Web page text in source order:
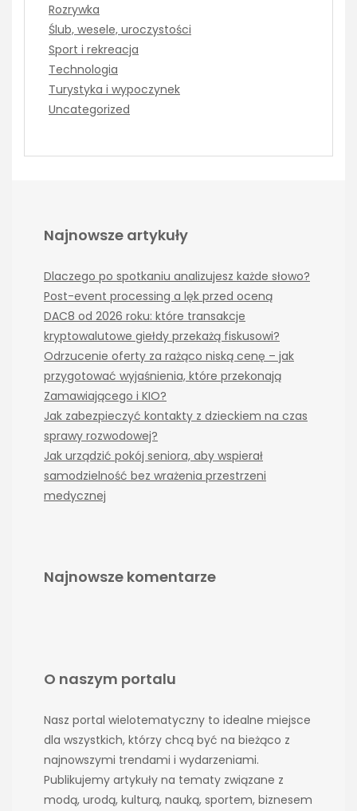
Rozrywka
Ślub, wesele, uroczystości
Sport i rekreacja
Technologia
Turystyka i wypoczynek
Uncategorized
Najnowsze artykuły
Dlaczego po spotkaniu analizujesz każde słowo?
Post-event processing a lęk przed oceną
DAC8 od 2026 roku: które transakcje
kryptowalutowe giełdy przekażą fiskusowi?
Odrzucenie oferty za rażąco niską cenę – jak
przygotować wyjaśnienia, które przekonają
Zamawiającego i KIO?
Jak zabezpieczyć kontakty z dzieckiem na czas
sprawy rozwodowej?
Jak urządzić pokój seniora, aby wspierał
samodzielność bez wrażenia przestrzeni
medycznej
Najnowsze komentarze
O naszym portalu
Nasz portal wielotematyczny to idealne miejsce
dla wszystkich, którzy chcą być na bieżąco z
najnowszymi trendami i wydarzeniami.
Publikujemy artykuły na tematy związane z
modą, urodą, kulturą, nauką, sportem, biznesem